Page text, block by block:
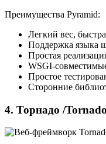
Преимущества Pyramid:
Легкий вес,
Поддержка языка
Простая
WSGI-
Простое
Сторонние
4. Торнадо /Tornado